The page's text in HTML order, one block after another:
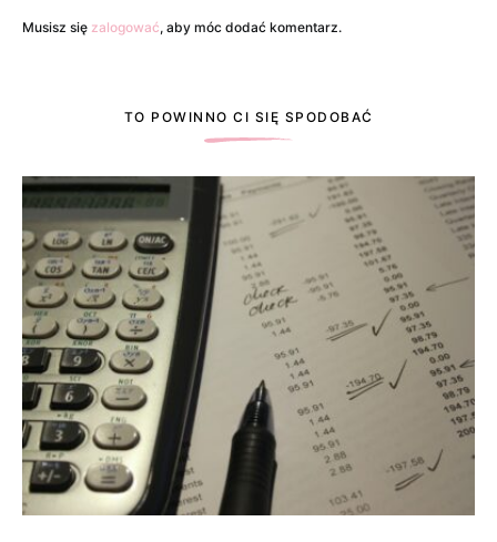
Musisz się zalogować, aby móc dodać komentarz.
TO POWINNO CI SIĘ SPODOBAĆ